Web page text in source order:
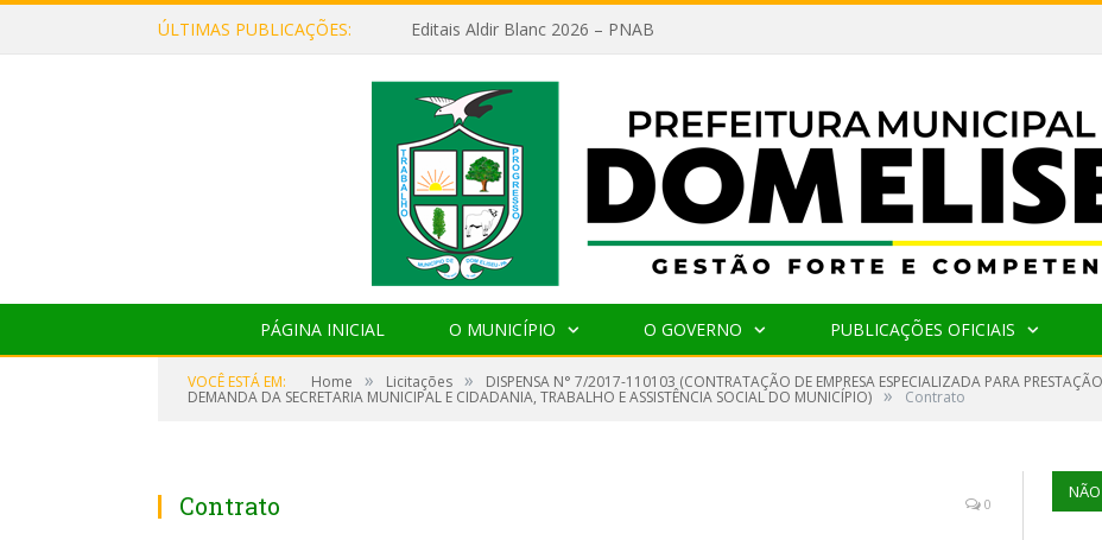
ÚLTIMAS PUBLICAÇÕES: Editais Aldir Blanc 2026 – PNAB
PÁGINA INICIAL O MUNICÍPIO O GOVERNO PUBLICAÇÕES OFICIAIS
VOCÊ ESTÁ EM: Home » Licitações » DISPENSA N° 7/2017-110103 (CONTRATAÇÃO DE EMPRESA ESPECIALIZADA PARA
DEMANDA DA SECRETARIA MUNICIPAL E CIDADANIA, TRABALHO E ASSISTÊNCIA SOCIAL DO MUNICÍPIO) » Contrato
Contrato 0